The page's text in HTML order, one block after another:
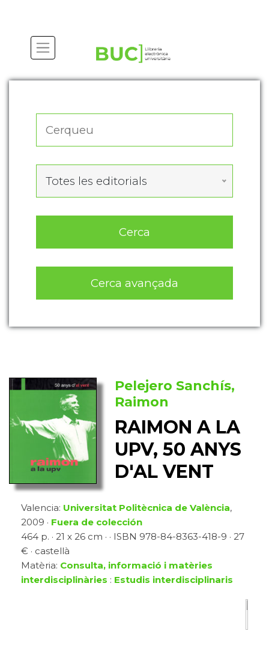
Totes les editorials
Cerca
Cerca avançada
Pelejero Sanchís,
Raimon
RAIMON A LA
UPV, 50 ANYS
D'AL VENT
Valencia: Universitat Politècnica de València,
2009 · Fuera de colección
464 p. · 21 x 26 cm · · ISBN 978-84-8363-418-9 · 27
€ · castellà
Matèria: Consulta, informació i matèries
interdisciplinàries : Estudis interdisciplinaris